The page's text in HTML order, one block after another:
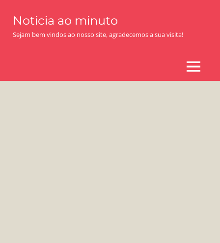
content
Noticia ao minuto
Sejam bem vindos ao nosso site, agradecemos a sua visita!
MENU